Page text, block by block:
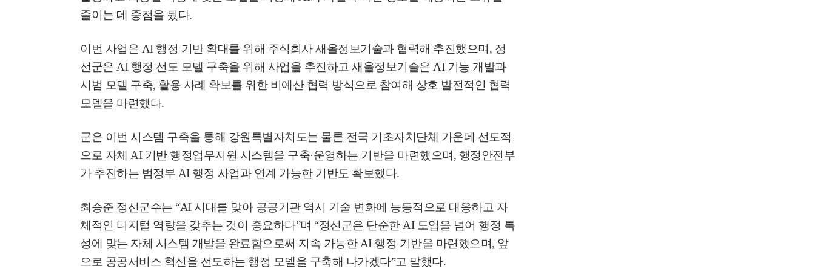
줄이는 데 중점을 뒀다.
이번 사업은 AI 행정 기반 확대를 위해 주식회사 새올정보기술과 협력해 추진했으며 , 정
선군은 AI 행정 선도 모델 구축을 위해 사업을 추진하고 새올정보기술은 AI 기능 개발과
시범 모델 구축, 활용 사례 확보를 위한 비예산 협력 방식으로 참여해 상호 발전적인 협력
모델을 마련했다.
군은 이번 시스템 구축을 통해 강원특별자치도는 물론 전국 기초자치단체 가운데 선도적
으로 자체 AI 기반 행정업무지원 시스템을 구축·운영하는 기반을 마련했으며 , 행정안전부
가 추진하는 범정부 AI 행정 사업과 연계 가능한 기반도 확보했다.
최승준 정선군수는 “AI 시대를 맞아 공공기관 역시 기술 변화에 능동적으로 대응하고 자
체적인 디지털 역량을 갖추는 것이 중요하다”며 “정선군은 단순한AI 도입을 넘어 행정 특
성에 맞는 자체 시스템 개발을 완료함으로써 지속 가능한AI 행정 기반을 마련했으며, 앞
으로 공공서비스 혁신을 선도하는 행정 모델을 구축해 나가겠다”고 말했다.